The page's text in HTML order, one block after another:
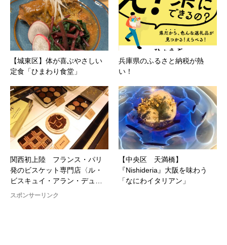
【城東区】体が喜ぶやさしい
定食「ひまわり食堂」
兵庫県のふるさと納税が熱
い！
関西初上陸 フランス・パリ
発のビスケット専⾨店〈ル・
ビスキュイ・アラン・デュ…
【中央区 天満橋】
『Nishideria』大阪を味わう
「なにわイタリアン」
スポンサーリンク